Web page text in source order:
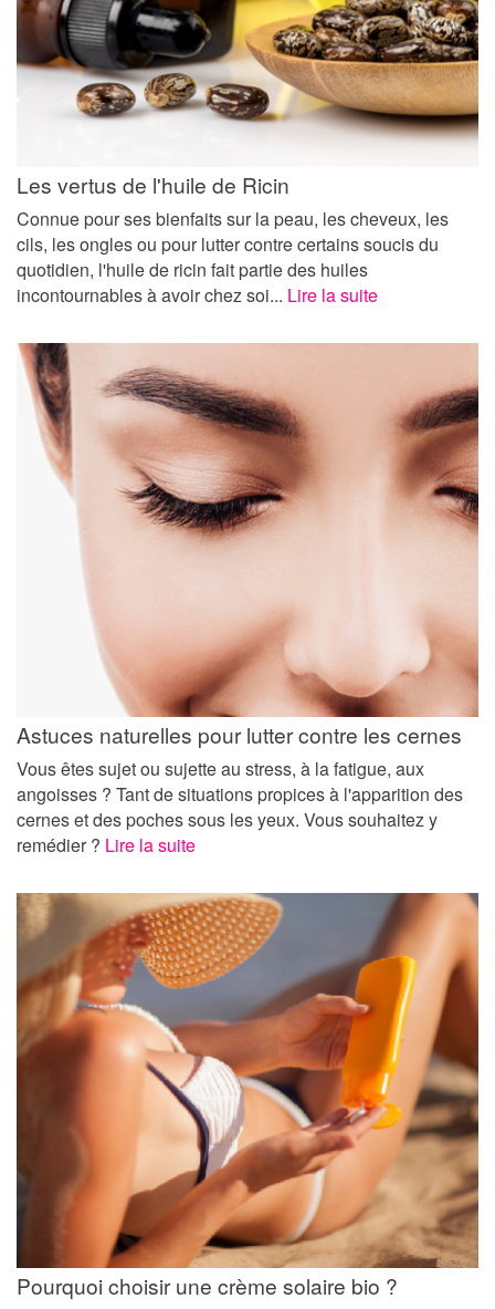
Les vertus de l'huile de Ricin
Connue pour ses bienfaits sur la peau, les cheveux, les
cils, les ongles ou pour lutter contre certains soucis du
quotidien, l'huile de ricin fait partie des huiles
incontournables à avoir chez soi... Lire la suite
Astuces naturelles pour lutter contre les cernes
Vous êtes sujet ou sujette au stress, à la fatigue, aux
angoisses ? Tant de situations propices à l'apparition des
cernes et des poches sous les yeux. Vous souhaitez y
remédier ? Lire la suite
Pourquoi choisir une crème solaire bio ?